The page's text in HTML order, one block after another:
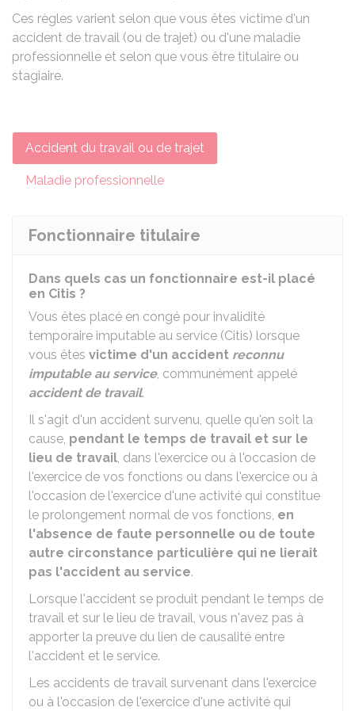
Ces règles varient selon que vous êtes victime d'un
accident de travail (ou de trajet) ou d'une maladie
professionnelle et selon que vous être titulaire ou
stagiaire.
Accident du travail ou de trajet
Maladie professionnelle
Fonctionnaire titulaire
Dans quels cas un fonctionnaire est-il placé
en Citis ?
Vous êtes placé en congé pour invalidité
temporaire imputable au service (Citis) lorsque
vous êtes victime d'un accident reconnu
imputable au service, communément appelé
accident de travail.
Il s'agit d'un accident survenu, quelle qu'en soit la
cause, pendant le temps de travail et sur le
lieu de travail, dans l'exercice ou à l'occasion de
l'exercice de vos fonctions ou dans l'exercice ou à
l'occasion de l'exercice d'une activité qui constitue
le prolongement normal de vos fonctions, en
l'absence de faute personnelle ou de toute
autre circonstance particulière qui ne lierait
pas l'accident au service.
Lorsque l'accident se produit pendant le temps de
travail et sur le lieu de travail, vous n'avez pas à
apporter la preuve du lien de causalité entre
l'accident et le service.
Les accidents de travail survenant dans l'exercice
ou à l'occasion de l'exercice d'une activité qui